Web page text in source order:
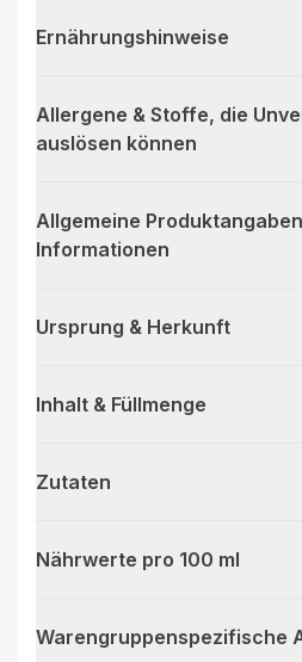
Ernährungshinweise
Allergene & Stoffe, die
auslösen können
Allgemeine
Informationen
Ursprung & Herkunft
Inhalt & Füllmenge
Zutaten
Nährwerte pro 100 ml
Warengruppenspezifische